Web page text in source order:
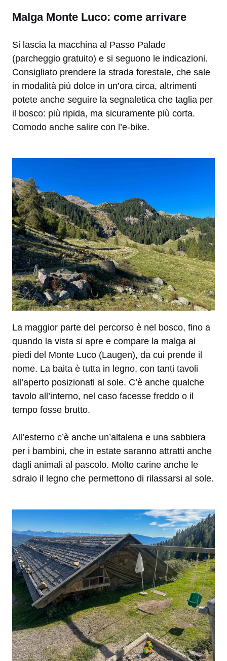
Malga Monte Luco: come arrivare
Si lascia la macchina al Passo Palade
(parcheggio gratuito) e si seguono le indicazioni.
Consigliato prendere la strada forestale, che sale
in modalità più dolce in un’ora circa, altrimenti
potete anche seguire la segnaletica che taglia per
il bosco: più ripida, ma sicuramente più corta.
Comodo anche salire con l’e-bike.
La maggior parte del percorso è nel bosco, fino a
quando la vista si apre e compare la malga ai
piedi del Monte Luco (Laugen), da cui prende il
nome. La baita è tutta in legno, con tanti tavoli
all’aperto posizionati al sole. C’è anche qualche
tavolo all’interno, nel caso facesse freddo o il
tempo fosse brutto.
All’esterno c’è anche un’altalena e una sabbiera
per i bambini, che in estate saranno attratti anche
dagli animali al pascolo. Molto carine anche le
sdraio il legno che permettono di rilassarsi al sole.